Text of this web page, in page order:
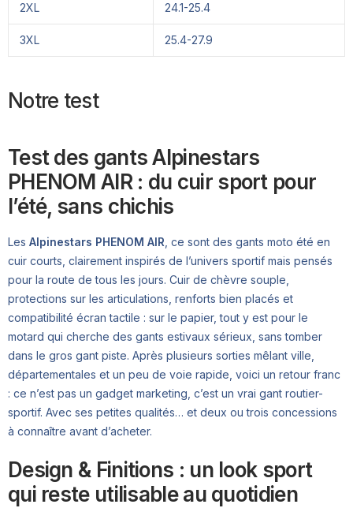
2XL 24.1-25.4
3XL 25.4-27.9
Notre test
Test des gants Alpinestars
PHENOM AIR : du cuir sport pour
l’été, sans chichis
Les Alpinestars PHENOM AIR , ce sont des gants moto été en
cuir courts, clairement inspirés de l’univers sportif mais pensés
pour la route de tous les jours. Cuir de chèvre souple,
protections sur les articulations, renforts bien placés et
compatibilité écran tactile : sur le papier, tout y est pour le
motard qui cherche des gants estivaux sérieux, sans tomber
dans le gros gant piste. Après plusieurs sorties mêlant ville,
départementales et un peu de voie rapide, voici un retour franc
: ce n’est pas un gadget marketing, c’est un vrai gant routier-
sportif. Avec ses petites qualités… et deux ou trois concessions
à connaître avant d’acheter.
Design & Finitions : un look sport
qui reste utilisable au quotidien